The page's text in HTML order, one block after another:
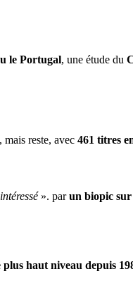
le Portugal, une étude du
mais reste, avec 461 titres
intéressé ». parun biopic sur
plus haut niveau depuis